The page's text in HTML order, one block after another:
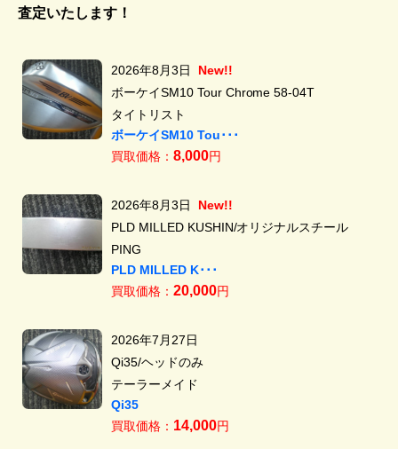
査定いたします！
2026年8月3日
New!!
ボーケイSM10 Tour Chrome 58-04T
タイトリスト
ボーケイSM10 Tou･･･
買取価格： 8,000円
2026年8月3日
New!!
PLD MILLED KUSHIN/オリジナルスチール
PING
PLD MILLED K･･･
買取価格： 20,000円
2026年7月27日
Qi35/ヘッドのみ
テーラーメイド
Qi35
買取価格： 14,000円